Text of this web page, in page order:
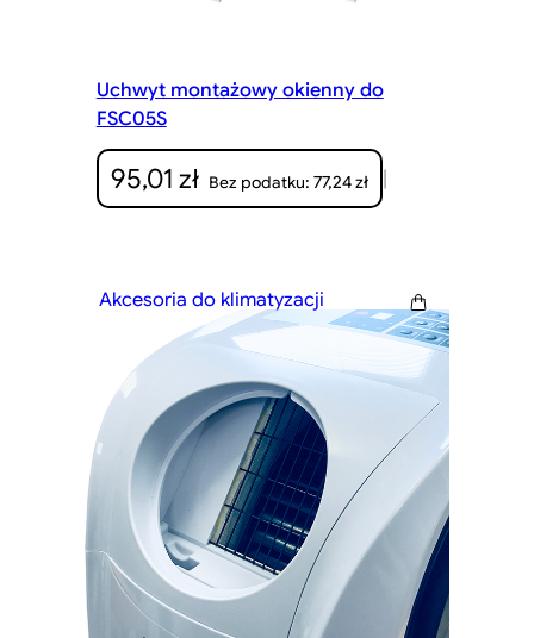
Uchwyt montażowy okienny do
FSC05S
95,01 zł Bez podatku: 77,24zł |
Akcesoria do klimatyzacji